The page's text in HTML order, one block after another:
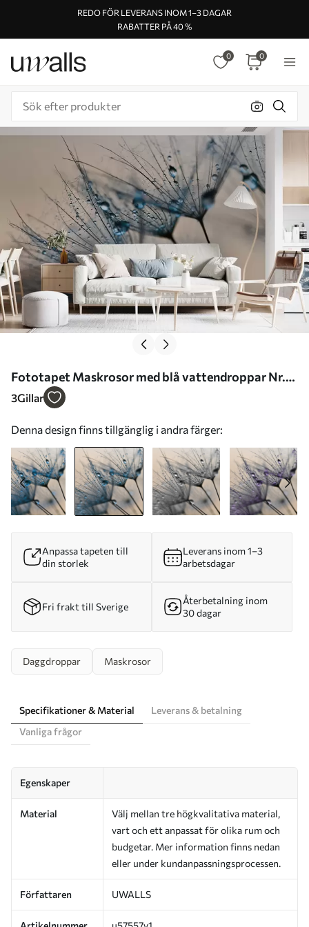
REDO FÖR LEVERANS INOM 1–3 DAGAR
RABATTER PÅ 40 %
0 0
Fototapet Maskrosor med blå vattendroppar Nr.
u57557v1
3Gillar
Denna design finns tillgänglig i andra färger:
Anpassa tapeten till
din storlek
Leverans inom 1–3
arbetsdagar
Fri frakt till Sverige
Återbetalning inom
30 dagar
Daggdroppar Maskrosor
Specifikationer & Material
Leverans & betalning
Vanliga frågor
Egenskaper
Material
Välj mellan tre högkvalitativa material,
vart och ett anpassat för olika rum och
budgetar. Mer information finns nedan
eller under kundanpassningsprocessen.
Författaren UWALLS